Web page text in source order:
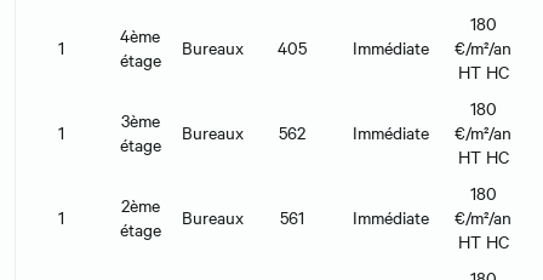
1
4ème
étage
Bureaux 405 Immédiate
180
€/m²/an
HT HC
1
3ème
étage
Bureaux 562 Immédiate
180
€/m²/an
HT HC
1
2ème
étage
Bureaux 561 Immédiate
180
€/m²/an
HT HC